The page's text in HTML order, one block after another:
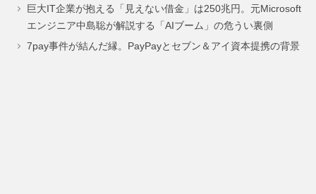
ー
ジ
ー
ジ
ー
ジ
巨大IT企業が抱える「見えない借金」は250兆円。元Microsoft
エンジニア中島聡が解説する「AIブーム」の危うい裏側
7pay事件が結んだ縁。PayPayとセブン＆アイ資本提携の背景